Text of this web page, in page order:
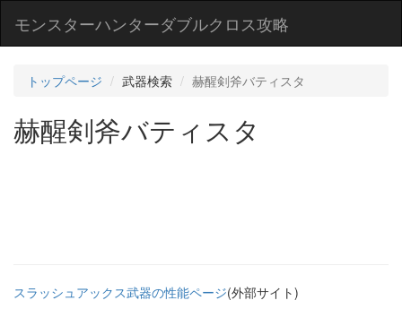
モンスターハンターダブルクロス攻略
トップページ 武器検索 赫醒剣斧バティスタ
赫醒剣斧バティスタ
スラッシュアックス武器の性能ページ(外部サイト)